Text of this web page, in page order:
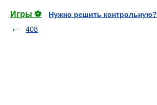
Игры ⚽
Нужно решить контрольную?
408